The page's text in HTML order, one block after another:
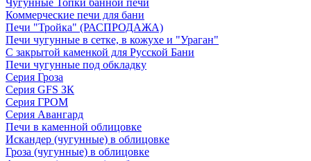
Чугунные Топки банной печи
Коммерческие печи для бани
Печи "Тройка" (РАСПРОДАЖА)
Печи чугунные в сетке, в кожухе и "Ураган"
С закрытой каменкой для Русской Бани
Печи чугунные под обкладку
Серия Гроза
Серия GFS ЗК
Серия ГРОМ
Серия Авангард
Печи в каменной облицовке
Искандер (чугунные) в облицовке
Гроза (чугунные) в облицовке